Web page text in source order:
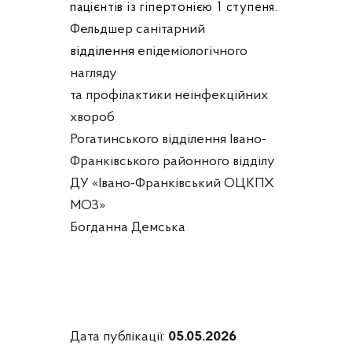
пацієнтів із гіпертонією 1 ступеня.
Фельдшер санітарний
відділення епідеміологічного
нагляду
та профілактики неінфекційних
хвороб
Рогатинського відділення Івано-
Франківського районного відділу
ДУ «Івано-Франківський ОЦКПХ
МОЗ»
Богданна Демська
Дата публікації: 05.05.2026